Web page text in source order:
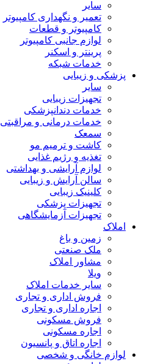
سایر
تعمیر و نگهداری کامپیوتر
کامپیوتر و قطعات
لوازم جانبی کامپیوتر
پرینتر و اسکنر
خدمات شبکه
پزشکی و زیبایی
سایر
تجهیزات زیبایی
خدمات دندانپزشکی
خدمات درمانی و مراقبتی
سمعک
کاشت و ترمیم مو
تغذیه و رژیم غذایی
لوازم آرایشی و بهداشتی
سالن آرایش و زیبایی
کلینیک زیبایی
تجهیزات پزشکی
تجهیزات آزمایشگاهی
املاک
زمین و باغ
ملک صنعتی
مشاور املاک
ویلا
سایر خدمات املاک
فروش اداری و تجاری
اجاره اداری و تجاری
فروش مسکونی
اجاره مسکونی
اجاره اتاق و پانسیون
لوازم خانگی و شخصی